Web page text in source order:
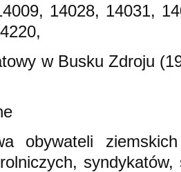
14028, 14031,
w Busku Zdroju
obywateli